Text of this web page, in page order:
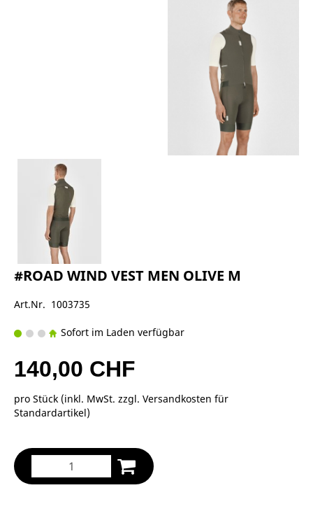
#ROAD WIND VEST MEN OLIVE M
Art.Nr. 1003735
Sofort im Laden verfügbar
140,00 CHF
pro Stück (inkl. MwSt. zzgl. Versandkosten für
Standardartikel)